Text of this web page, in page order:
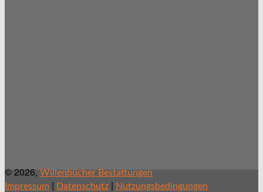
© 2026, Willenbücher Bestattungen
Impressum | Datenschutz | Nutzungsbedingungen